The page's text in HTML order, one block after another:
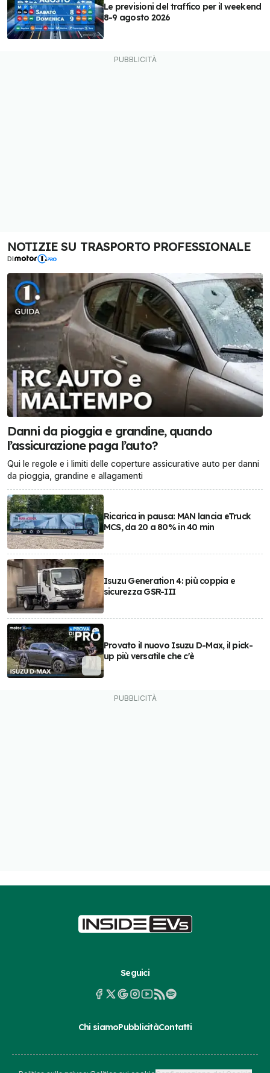
Le previsioni del traffico per il weekend
8-9 agosto 2026
NOTIZIE SU TRASPORTO PROFESSIONALE
DI
Danni da pioggia e grandine, quando
l’assicurazione paga l’auto?
Qui le regole e i limiti delle coperture assicurative auto per danni
da pioggia, grandine e allagamenti
Ricarica in pausa: MAN lancia eTruck
MCS, da 20 a 80% in 40 min
Isuzu Generation 4: più coppia e
sicurezza GSR-III
Provato il nuovo Isuzu D-Max, il pick-
up più versatile che c'è
Seguici
Chi siamoPubblicitàContatti